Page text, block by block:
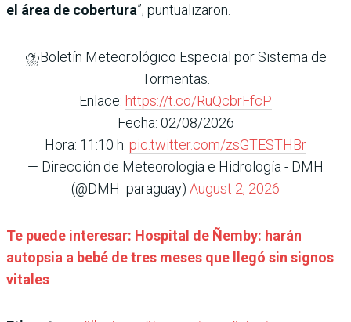
el área de cobertura”, puntualizaron.
⛈️Boletín Meteorológico Especial por Sistema de
Tormentas.
Enlace: https://t.co/RuQcbrFfcP
Fecha: 02/08/2026
Hora: 11:10 h. pic.twitter.com/zsGTESTHBr
— Dirección de Meteorología e Hidrología - DMH
(@DMH_paraguay) August 2, 2026
Te puede interesar: Hospital de Ñemby: harán
autopsia a bebé de tres meses que llegó sin signos
vitales